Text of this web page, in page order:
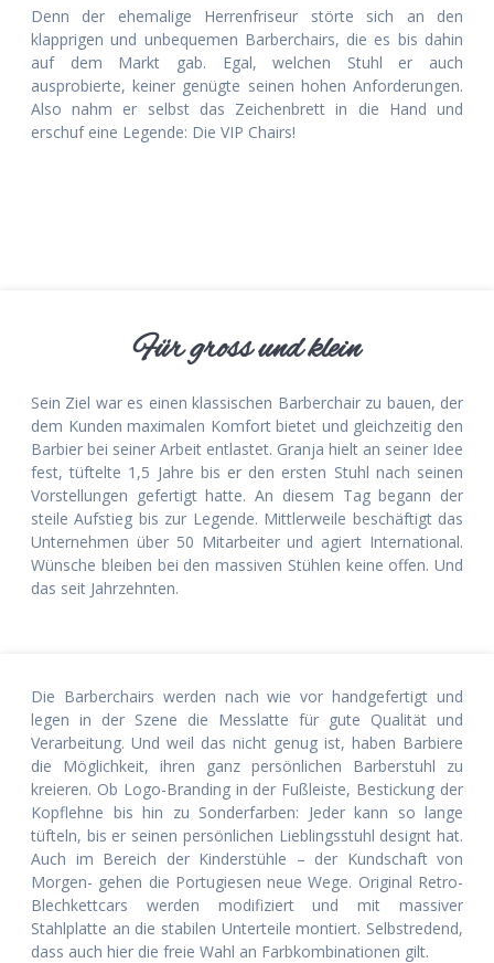
Denn der ehemalige Herrenfriseur störte sich an den
klapprigen und unbequemen Barberchairs, die es bis dahin
auf dem Markt gab. Egal, welchen Stuhl er auch
ausprobierte, keiner genügte seinen hohen Anforderungen.
Also nahm er selbst das Zeichenbrett in die Hand und
erschuf eine Legende: Die VIP Chairs!
Für gross und klein
Sein Ziel war es einen klassischen Barberchair zu bauen, der
dem Kunden maximalen Komfort bietet und gleichzeitig den
Barbier bei seiner Arbeit entlastet. Granja hielt an seiner Idee
fest, tüftelte 1,5 Jahre bis er den ersten Stuhl nach seinen
Vorstellungen gefertigt hatte. An diesem Tag begann der
steile Aufstieg bis zur Legende. Mittlerweile beschäftigt das
Unternehmen über 50 Mitarbeiter und agiert International.
Wünsche bleiben bei den massiven Stühlen keine offen. Und
das seit Jahrzehnten.
Die Barberchairs werden nach wie vor handgefertigt und
legen in der Szene die Messlatte für gute Qualität und
Verarbeitung. Und weil das nicht genug ist, haben Barbiere
die Möglichkeit, ihren ganz persönlichen Barberstuhl zu
kreieren. Ob Logo-Branding in der Fußleiste, Bestickung der
Kopflehne bis hin zu Sonderfarben: Jeder kann so lange
tüfteln, bis er seinen persönlichen Lieblingsstuhl designt hat.
Auch im Bereich der Kinderstühle – der Kundschaft von
Morgen- gehen die Portugiesen neue Wege. Original Retro-
Blechkettcars werden modifiziert und mit massiver
Stahlplatte an die stabilen Unterteile montiert. Selbstredend,
dass auch hier die freie Wahl an Farbkombinationen gilt.